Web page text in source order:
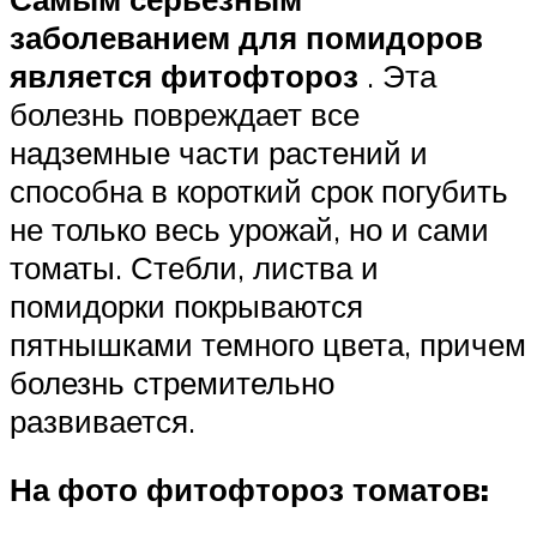
заболеванием для помидоров
является фитофтороз . Эта
болезнь повреждает все
надземные части растений и
способна в короткий срок погубить
не только весь урожай, но и сами
томаты. Стебли, листва и
помидорки покрываются
пятнышками темного цвета, причем
болезнь стремительно
развивается.
На фото фитофтороз томатов: